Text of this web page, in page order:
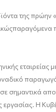
της πρώην «
παραγόμενα
σημαντικά
Η